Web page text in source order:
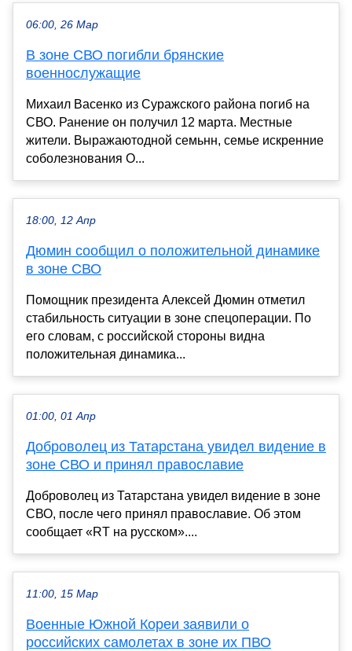
06:00, 26 Мар
В зоне СВО погибли брянские
военнослужащие
Михаил Васенко из Суражского района погиб на
СВО. Ранение он получил 12 марта. Местные
жители. Выражаютодной семьнн, семье искренние
соболезнования О...
18:00, 12 Апр
Дюмин сообщил о положительной динамике
в зоне СВО
Помощник президента Алексей Дюмин отметил
стабильность ситуации в зоне спецоперации. По
его словам, с российской стороны видна
положительная динамика...
01:00, 01 Апр
Доброволец из Татарстана увидел видение в
зоне СВО и принял православие
Доброволец из Татарстана увидел видение в зоне
СВО, после чего принял православие. Об этом
сообщает «RT на русском»....
11:00, 15 Мар
Военные Южной Кореи заявили о
российских самолетах в зоне их ПВО